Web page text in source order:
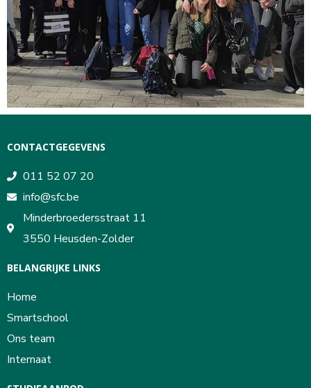
CONTACTGEGEVENS
011 52 07 20
info@sfc.be
Minderbroedersstraat 11
3550 Heusden-Zolder
BELANGRIJKE LINKS
Home
Smartschool
Ons team
Internaat